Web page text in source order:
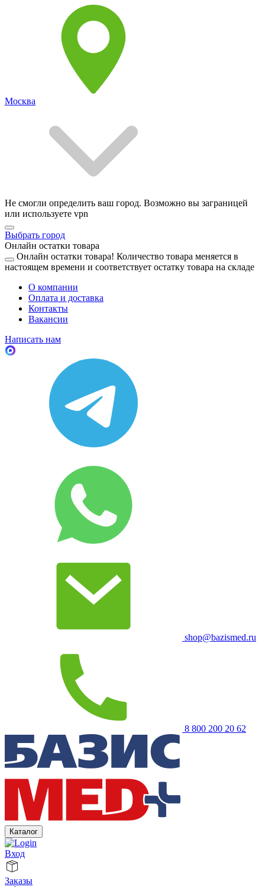
Москва
Не смогли определить ваш город. Возможно вы заграницей
или используете vpn
Выбрать город
Онлайн остатки товара
Онлайн остатки товара! Количество товара меняется в
настоящем времени и соответствует остатку товара на складе
О компании
Оплата и доставка
Контакты
Вакансии
Написать нам
shop@bazismed.ru
8 800 200 20 62
Каталог
Вход
Заказы